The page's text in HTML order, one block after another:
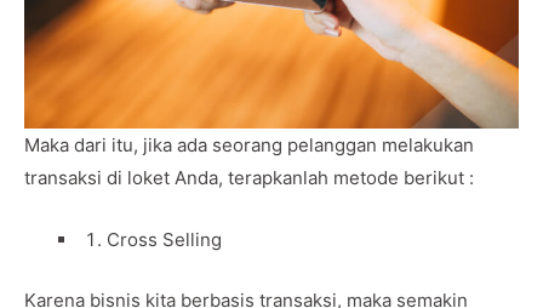
Maka dari itu, jika ada seorang pelanggan melakukan
transaksi di loket Anda, terapkanlah metode berikut :
Cross Selling
Karena bisnis kita berbasis transaksi, maka semakin